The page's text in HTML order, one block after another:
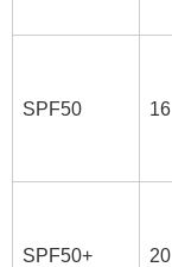
SPF50 16
SPF50+ 20